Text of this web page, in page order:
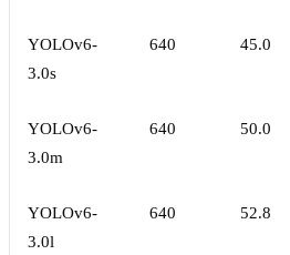
YOLOv6-
3.0s
640 45.0
YOLOv6-
3.0m
640 50.0
YOLOv6-
3.0l
640 52.8